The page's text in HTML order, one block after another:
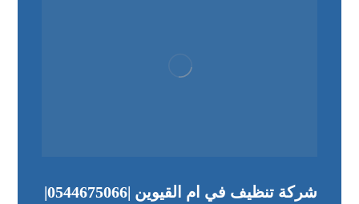
شركة تنظيف في ام القيوين |0544675066|